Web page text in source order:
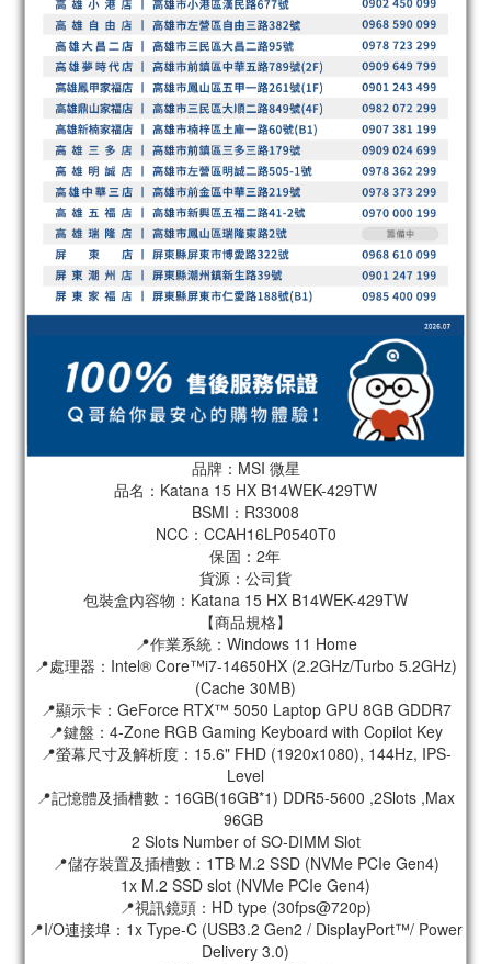
品牌：MSI 微星
品名：Katana 15 HX B14WEK-429TW
BSMI：R33008
NCC：CCAH16LP0540T0
保固：2年
貨源：公司貨
包裝盒內容物：Katana 15 HX B14WEK-429TW
【商品規格】
📍作業系統：Windows 11 Home
📍處理器：Intel® Core™i7-14650HX (2.2GHz/Turbo 5.2GHz)
(Cache 30MB)
📍顯示卡：GeForce RTX™ 5050 Laptop GPU 8GB GDDR7
📍鍵盤：4-Zone RGB Gaming Keyboard with Copilot Key
📍螢幕尺寸及解析度：15.6" FHD (1920x1080), 144Hz, IPS-
Level
📍記憶體及插槽數：16GB(16GB*1) DDR5-5600 ,2Slots ,Max
96GB
2 Slots Number of SO-DIMM Slot
📍儲存裝置及插槽數：1TB M.2 SSD (NVMe PCIe Gen4)
1x M.2 SSD slot (NVMe PCIe Gen4)
📍視訊鏡頭：HD type (30fps@720p)
📍I/O連接埠：1x Type-C (USB3.2 Gen2 / DisplayPort™/ Power
Delivery 3.0)